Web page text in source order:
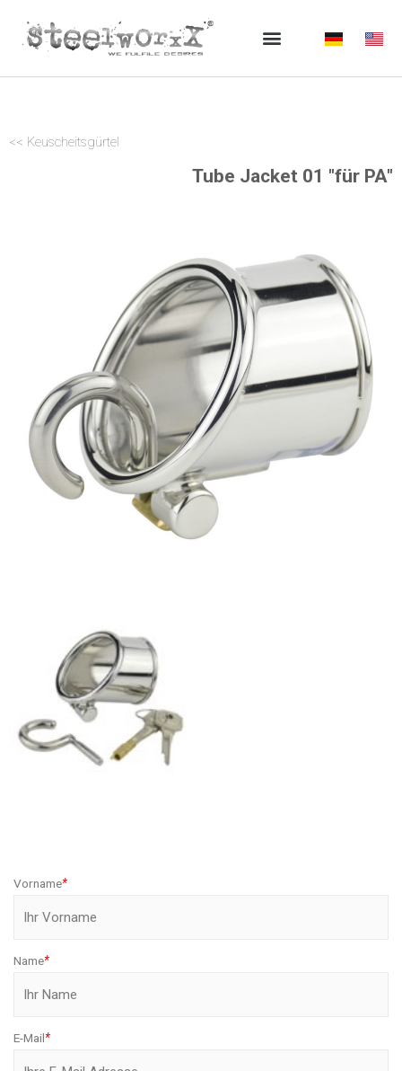
Inhalt
springen
<< Keuscheitsgürtel
Tube Jacket 01 "für PA"
Vorname*
Name*
E-Mail*